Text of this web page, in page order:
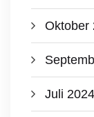
Oktober
Juli 2024